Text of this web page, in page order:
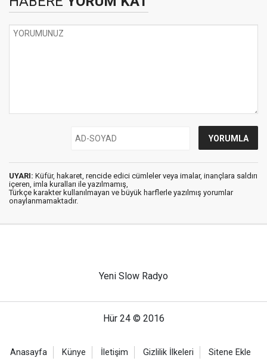
UYARI: Küfür, hakaret, rencide edici cümleler veya imalar, inançlara saldırı
içeren, imla kuralları ile yazılmamış,
Türkçe karakter kullanılmayan ve büyük harflerle yazılmış yorumlar
onaylanmamaktadır.
Yeni Slow Radyo
Hür 24 © 2016
Anasayfa Künye İletişim Gizlilik İlkeleri Sitene Ekle